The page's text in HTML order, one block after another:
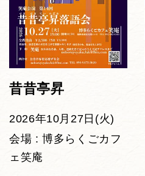
昔昔亭昇
2026年10月27日(火)
会場 : 博多らくごカフ
ェ笑庵